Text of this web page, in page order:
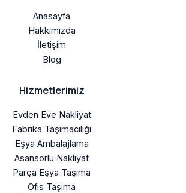
Anasayfa
Hakkımızda
İletişim
Blog
Hizmetlerimiz
Evden Eve Nakliyat
Fabrika Taşımacılığı
Eşya Ambalajlama
Asansörlü Nakliyat
Parça Eşya Taşıma
Ofis Taşıma